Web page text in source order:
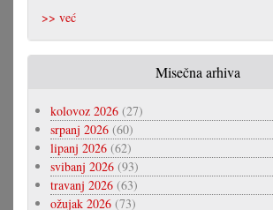
>> već
Misečna arhiva
kolovoz 2026 (27)
srpanj 2026 (60)
lipanj 2026 (62)
svibanj 2026 (93)
travanj 2026 (63)
ožujak 2026 (73)